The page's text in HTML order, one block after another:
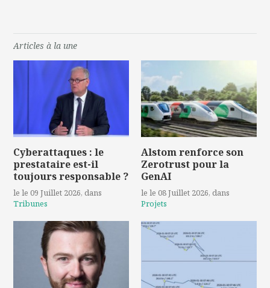
Articles à la une
Cyberattaques : le
prestataire est-il
toujours responsable ?
le le 09 Juillet 2026, dans
Tribunes
Alstom renforce son
Zerotrust pour la
GenAI
le le 08 Juillet 2026, dans
Projets